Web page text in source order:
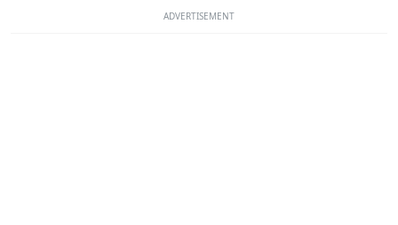
ADVERTISEMENT